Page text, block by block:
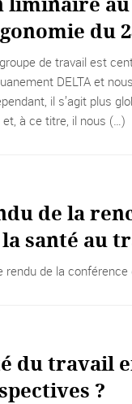
du
de travail est
DELTA et
il s’agit plus
à ce titre, il nous (…)
de la
santé au
rendu de la
du travail
?